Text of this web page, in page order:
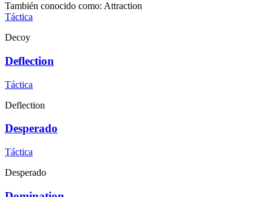
También conocido como: Attraction
Táctica
Decoy
Deflection
Táctica
Deflection
Desperado
Táctica
Desperado